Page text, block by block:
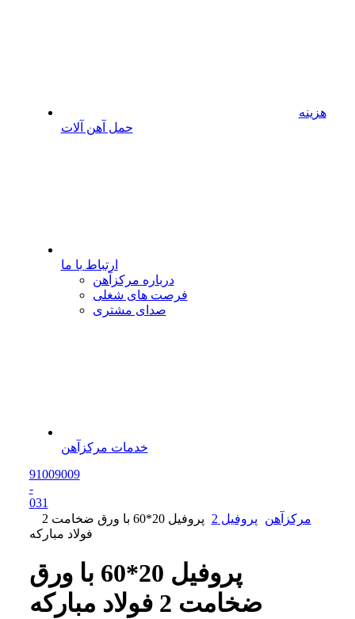
هزینه
حمل آهن آلات
ارتباط با ما
درباره مرکزآهن
فرصت های شغلی
صدای مشتری
خدمات مرکزآهن
91009009
-
031
مرکزآهن
پروفیل 2
پروفیل 20*60 با ورق ضخامت 2
فولاد مبارکه
پروفیل 20*60 با ورق
ضخامت 2 فولاد مبارکه